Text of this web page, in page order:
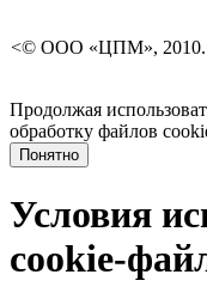
<© ООО «ЦПМ», 2010.
Продолжая
обработку файлов
Понятно
Условия
cookie-